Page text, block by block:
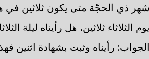
شهر ذي الحجّة متى يكون ثلاثين في
يوم الثلاثاء ثلاثين، هل رأيناه ليلة
الجواب: رأيناه وثبت بشهادة اثنين